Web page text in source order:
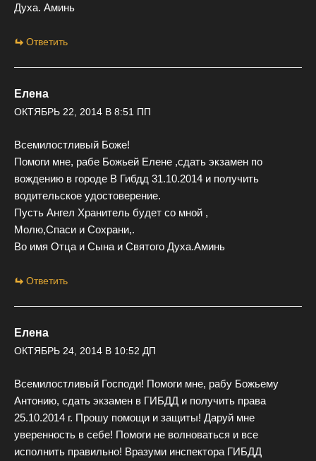
Духа. Аминь
Ответить
Елена
ОКТЯБРЬ 22, 2014 В 8:51 ПП
Всемилостливый Боже!
Помоги мне, рабе Божьей Елене ,сдать экзамен по
вождению в городе В Гибдд 31.10.2014 и получить
водительское удостоверение.
Пусть Ангел Хранитель будет со мной ,
Молю,Спаси и Сохрани,.
Во имя Отца и Сына и Святого Духа.Аминь
Ответить
Елена
ОКТЯБРЬ 24, 2014 В 10:52 ДП
Всемилостливый Господи! Помоги мне, рабу Божьему
Антонию, сдать экзамен в ГИБДД и получить права
25.10.2014 г. Прошу помощи и защиты! Даруй мне
уверенность в себе! Помоги не волноваться и все
исполнить правильно! Вразуми инспектора ГИБДД